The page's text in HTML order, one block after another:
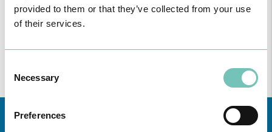
provided to them or that they’ve collected from your use
of their services.
Selection
Necessary
Preferences